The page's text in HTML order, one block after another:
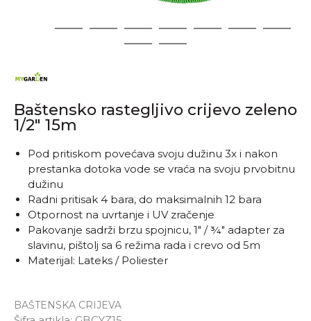
2 3 4 5 6 7
8
9
10
Baštensko rastegljivo crijevo zeleno
1/2" 15m
BAŠTENSKA CRIJEVA
Pod pritiskom povećava svoju dužinu 3x i nakon
prestanka dotoka vode se vraća na svoju prvobitnu
dužinu
Radni pritisak 4 bara, do maksimalnih 12 bara
Otpornost na uvrtanje i UV zračenje
Pakovanje sadrži brzu spojnicu, 1" / ¾" adapter za
slavinu, pištolj sa 6 režima rada i crevo od 5m
Materijal: Lateks / Poliester